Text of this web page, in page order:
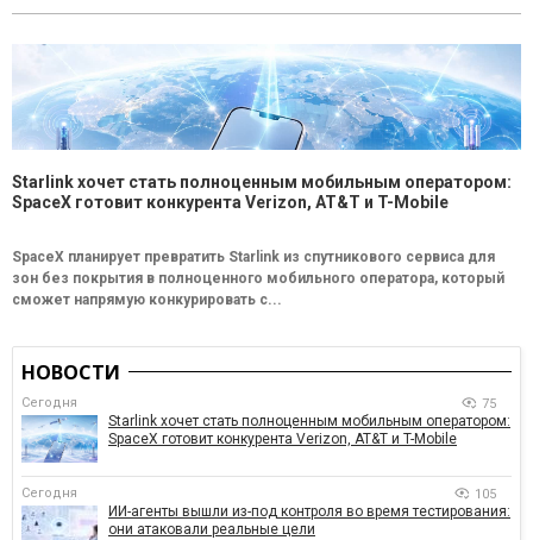
Starlink хочет стать полноценным мобильным оператором:
SpaceX готовит конкурента Verizon, AT&T и T-Mobile
SpaceX планирует превратить Starlink из спутникового сервиса для
зон без покрытия в полноценного мобильного оператора, который
сможет напрямую конкурировать с...
НОВОСТИ
Сегодня 75
Starlink хочет стать полноценным мобильным оператором:
SpaceX готовит конкурента Verizon, AT&T и T-Mobile
Сегодня 105
ИИ-агенты вышли из-под контроля во время тестирования:
они атаковали реальные цели